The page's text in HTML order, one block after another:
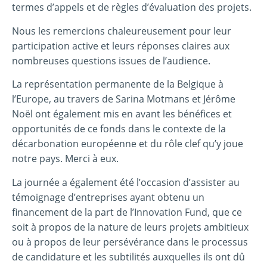
termes d’appels et de règles d’évaluation des projets.
Nous les remercions chaleureusement pour leur
participation active et leurs réponses claires aux
nombreuses questions issues de l’audience.
La représentation permanente de la Belgique à
l’Europe, au travers de Sarina Motmans et Jérôme
Noël ont également mis en avant les bénéfices et
opportunités de ce fonds dans le contexte de la
décarbonation européenne et du rôle clef qu’y joue
notre pays. Merci à eux.
La journée a également été l’occasion d’assister au
témoignage d’entreprises ayant obtenu un
financement de la part de l’Innovation Fund, que ce
soit à propos de la nature de leurs projets ambitieux
ou à propos de leur persévérance dans le processus
de candidature et les subtilités auxquelles ils ont dû